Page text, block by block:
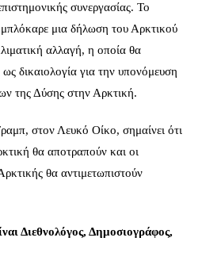
συνεργασίας. Το
μια δήλωση του Αρκτικού
αλλαγή, η οποία θα
δικαιολογία για την υπονόμευση
της Δύσης στην Αρκτική.
στον Λευκό Οίκο, σημαίνει ότι
θα αποτραπούν και οι
θα αντιμετωπιστούν
Διεθνολόγος, Δημοσιογράφος,